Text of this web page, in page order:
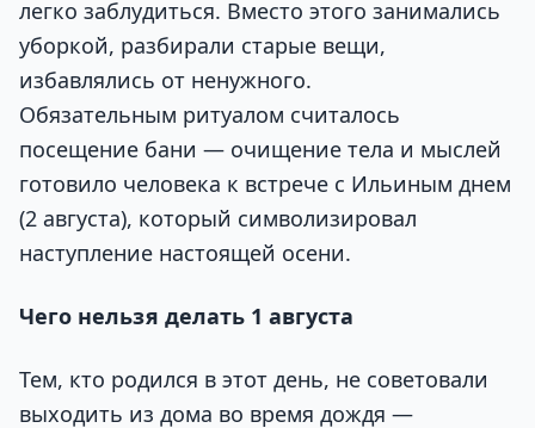
легко заблудиться. Вместо этого занимались
уборкой, разбирали старые вещи,
избавлялись от ненужного.
Обязательным ритуалом считалось
посещение бани — очищение тела и мыслей
готовило человека к встрече с Ильиным днем
(2 августа), который символизировал
наступление настоящей осени.
Чего нельзя делать 1 августа
Тем, кто родился в этот день, не советовали
выходить из дома во время дождя —